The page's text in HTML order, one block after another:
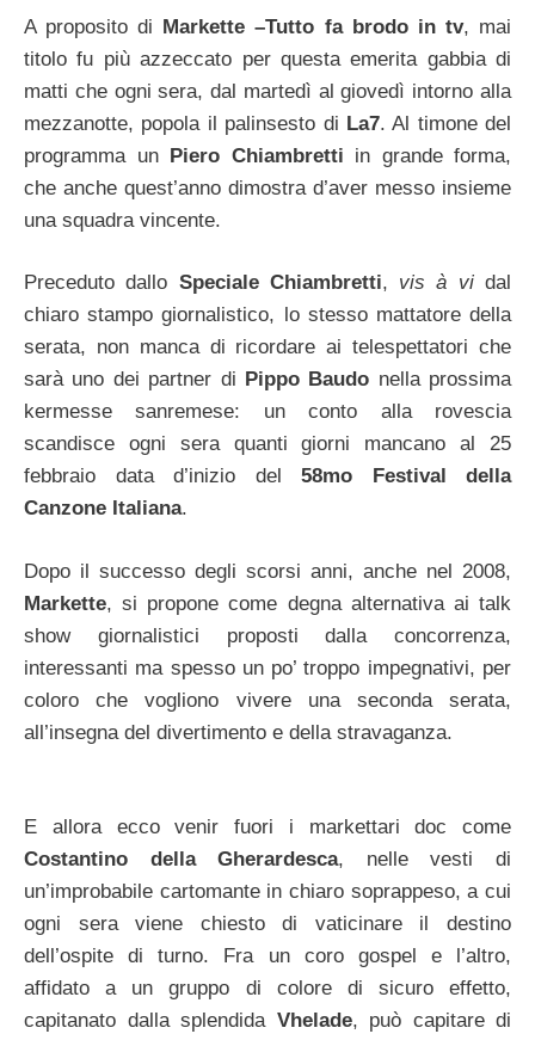
A proposito di Markette –Tutto fa brodo in tv, mai
titolo fu più azzeccato per questa emerita gabbia di
matti che ogni sera, dal martedì al giovedì intorno alla
mezzanotte, popola il palinsesto di La7. Al timone del
programma un Piero Chiambretti in grande forma,
che anche quest’anno dimostra d’aver messo insieme
una squadra vincente.
Preceduto dallo Speciale Chiambretti, vis à vidal
chiaro stampo giornalistico, lo stesso mattatore della
serata, non manca di ricordare ai telespettatori che
sarà uno dei partner di Pippo Baudo nella prossima
kermesse sanremese: un conto alla rovescia
scandisce ogni sera quanti giorni mancano al 25
febbraio data d’inizio del 58mo Festival della
Canzone Italiana.
Dopo il successo degli scorsi anni, anche nel 2008,
Markette, si propone come degna alternativa ai talk
show giornalistici proposti dalla concorrenza,
interessanti ma spesso un po’ troppo impegnativi, per
coloro che vogliono vivere una seconda serata,
all’insegna del divertimento e della stravaganza.
E allora ecco venir fuori i markettari doc come
Costantino della Gherardesca, nelle vesti di
un’improbabile cartomante in chiaro soprappeso, a cui
ogni sera viene chiesto di vaticinare il destino
dell’ospite di turno. Fra un coro gospel e l’altro,
affidato a un gruppo di colore di sicuro effetto,
capitanato dalla splendida Vhelade, può capitare di